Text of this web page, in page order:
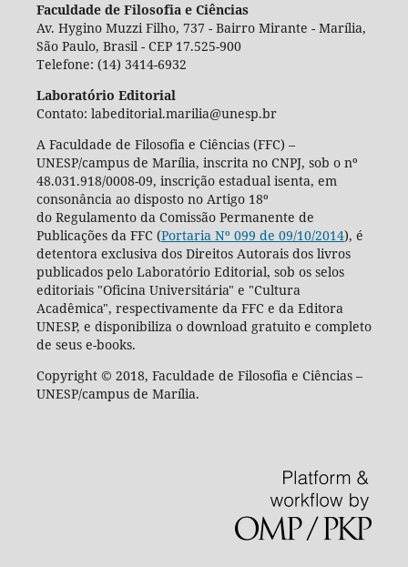
Faculdade de Filosofia e Ciências
Av. Hygino Muzzi Filho, 737 - Bairro Mirante - Marília,
São Paulo, Brasil - CEP 17.525-900
Telefone: (14) 3414-6932
Laboratório Editorial
Contato: labeditorial.marilia@unesp.br
A Faculdade de Filosofia e Ciências (FFC) –
UNESP/campus de Marília, inscrita no CNPJ, sob o nº
48.031.918/0008-09, inscrição estadual isenta, em
consonância ao disposto no Artigo 18º
do Regulamento da Comissão Permanente de
Publicações da FFC (Portaria Nº 099 de 09/10/2014), é
detentora exclusiva dos Direitos Autorais dos livros
publicados pelo Laboratório Editorial, sob os selos
editoriais "Oficina Universitária" e "Cultura
Acadêmica", respectivamente da FFC e da Editora
UNESP, e disponibiliza o download gratuito e completo
de seus e-books.
Copyright © 2018, Faculdade de Filosofia e Ciências –
UNESP/campus de Marília.